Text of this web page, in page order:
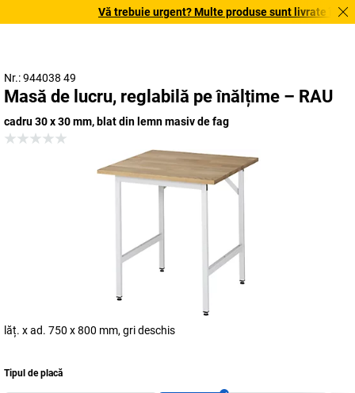
Vă trebuie urgent? Multe produse sunt livrate în
Nr.: 944038 49
Masă de lucru, reglabilă pe înălțime – RAU
cadru 30 x 30 mm, blat din lemn masiv de fag
lăț. x ad. 750 x 800 mm, gri deschis
Tipul de placă